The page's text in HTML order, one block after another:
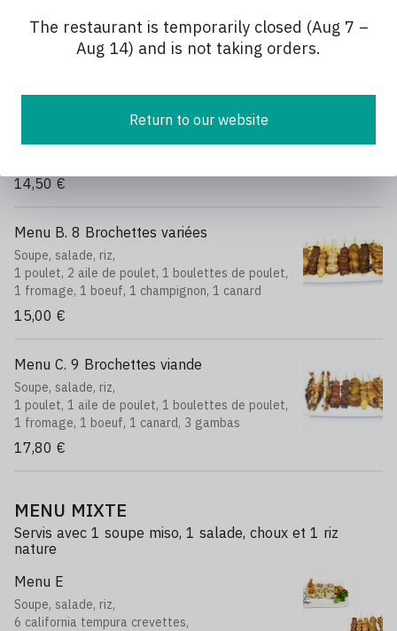
The restaurant is temporarily closed (Aug 7 –
Aug 14) and is not taking orders.
Return to our website
13,00 €
Menu A. 7 Brochettes variées
1 poulet, 1 aile de poulet, 1 boeuf, 1 boulettes
14,50 €
Menu B. 8 Brochettes variées
Soupe, salade, riz,
1 poulet, 2 aile de poulet, 1 boulettes de poulet,
1 fromage, 1 boeuf, 1 champignon, 1 canard
15,00 €
Menu C. 9 Brochettes viande
Soupe, salade, riz,
1 poulet, 1 aile de poulet, 1 boulettes de poulet,
1 fromage, 1 boeuf, 1 canard, 3 gambas
17,80 €
MENU MIXTE
Servis avec 1 soupe miso, 1 salade, choux et 1 riz
nature
Menu E
Soupe, salade, riz,
6 california tempura crevettes,